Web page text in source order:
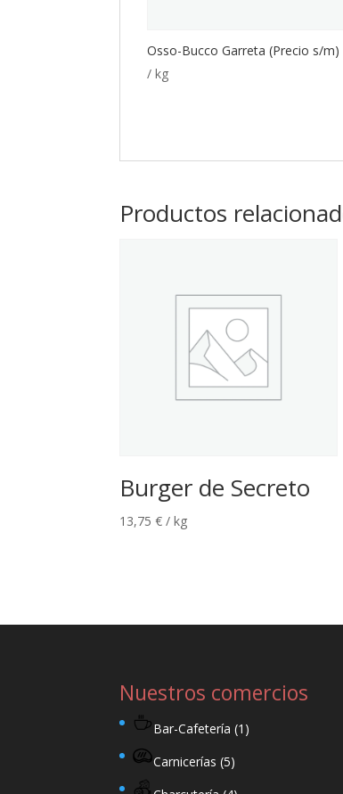
Osso-Bucco Garreta (Precio s/m)
/ kg
Productos
Burger de Secreto
13,75€ / kg
Nuestros comercios
Bar-Cafetería (1)
Carnicerías (5)